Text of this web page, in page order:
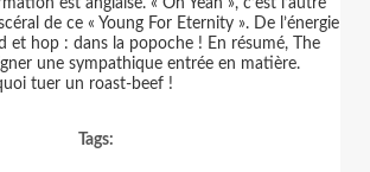
est anglaise. « Oh Yeah », c’est l’autre
de ce « Young For Eternity ». De l’énergie
et hop : dans la popoche ! En résumé, The
une sympathique entrée en matière.
tuer un roast-beef !
Tags: